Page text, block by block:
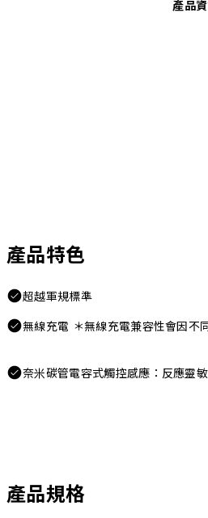
產品
產品特色
超越軍規標準
無線充電 ＊無線充電兼容性會因不
奈米碳管電容式觸控感應：反應靈
產品規格